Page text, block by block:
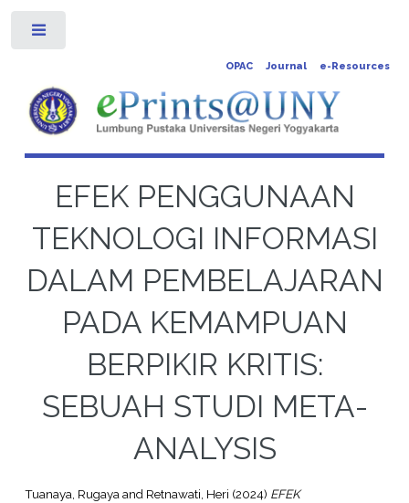
OPAC Journal e-Resources
EFEK PENGGUNAAN
TEKNOLOGI INFORMASI
DALAM PEMBELAJARAN
PADA KEMAMPUAN
BERPIKIR KRITIS:
SEBUAH STUDI META-
ANALYSIS
Tuanaya, Rugayaand Retnawati, Heri (2024) EFEK